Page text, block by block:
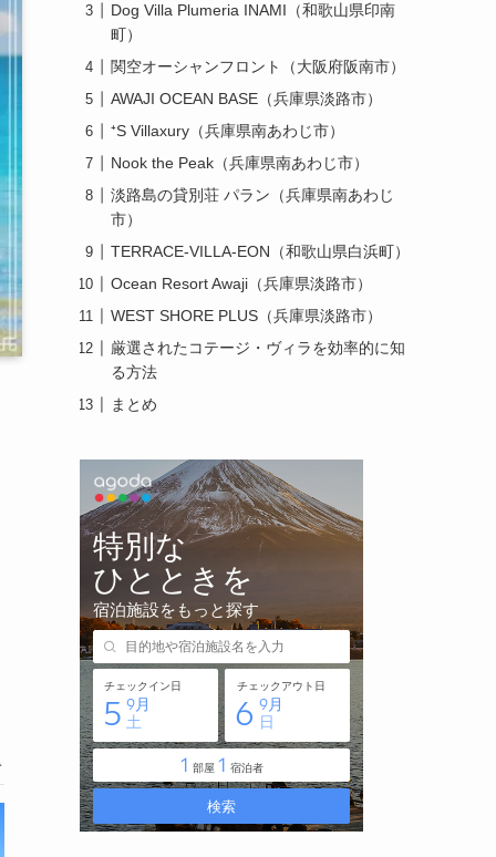
Dog Villa Plumeria INAMI（和歌山県印南
町）
関空オーシャンフロント（大阪府阪南市）
AWAJI OCEAN BASE（兵庫県淡路市）
⁺S Villaxury（兵庫県南あわじ市）
Nook the Peak（兵庫県南あわじ市）
淡路島の貸別荘 パラン（兵庫県南あわじ
市）
TERRACE-VILLA-EON（和歌山県白浜町）
Ocean Resort Awaji（兵庫県淡路市）
WEST SHORE PLUS（兵庫県淡路市）
厳選されたコテージ・ヴィラを効率的に知
る方法
まとめ